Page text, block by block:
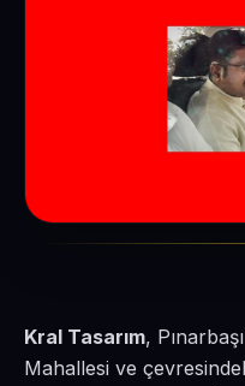
Kral Tasarım,
Mahallesi ve